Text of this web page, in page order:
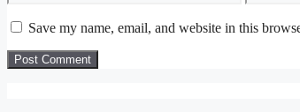
Save my name, email, and website in this